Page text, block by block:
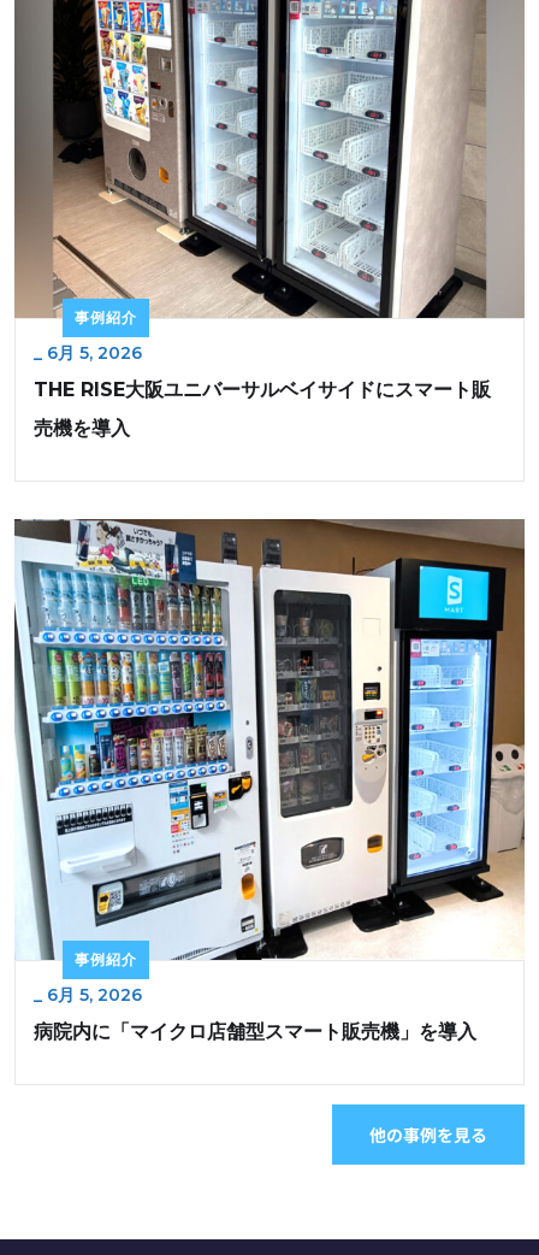
事例紹介
_ 6月 5, 2026
THE RISE大阪ユニバーサルベイサイドにスマート販
売機を導入
事例紹介
_ 6月 5, 2026
病院内に「マイクロ店舗型スマート販売機」を導入
他の事例を見る